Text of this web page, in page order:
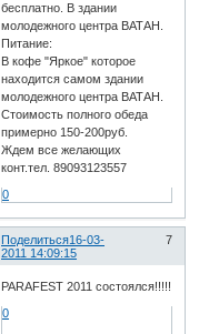
бесплатно. В здании
молодежного центра ВАТАН.
Питание:
В кофе "Яркое" которое
находится самом здании
молодежного центра ВАТАН.
Стоимость полного обеда
примерно 150-200руб.
Ждем все желающих
конт.тел. 89093123557
0
Поделиться 7
16-03-
2011 14:09:15
PARAFEST 2011 cостоялся!!!!!
0